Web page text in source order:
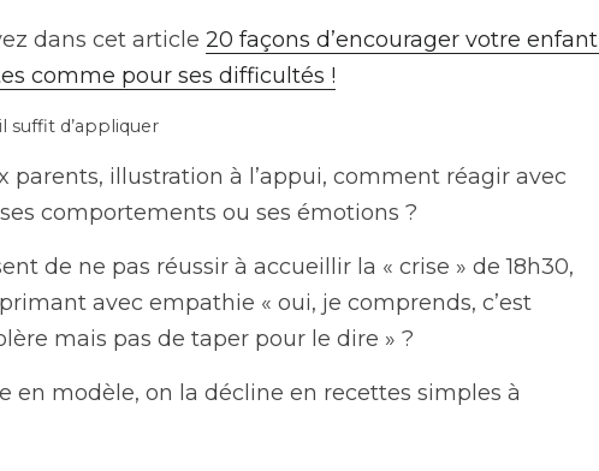
dans cet article 20 façons d’encourager votre enfant
comme pour ses difficultés !
suffit d’appliquer
illustration à l’appui, comment réagir avec
comportements ou ses émotions ?
de ne pas réussir à accueillir la « crise » de 18h30,
avec empathie « oui, je comprends, c’est
mais pas de taper pour le dire » ?
en modèle, on la décline en recettes simples à